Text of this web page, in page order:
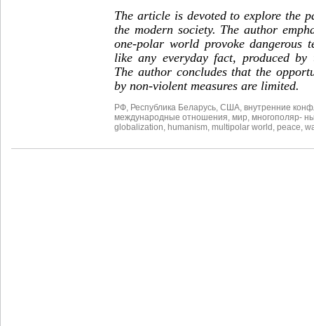
The article is devoted to explore the
the modern society. The author
one-polar world provoke dangerous
like any everyday fact, produced
The author concludes that the
by non-violent measures are limited.
РФ Республика Беларусь США внутренние
международные отношения мир многополяр-
globalization humanism multipolar world peace